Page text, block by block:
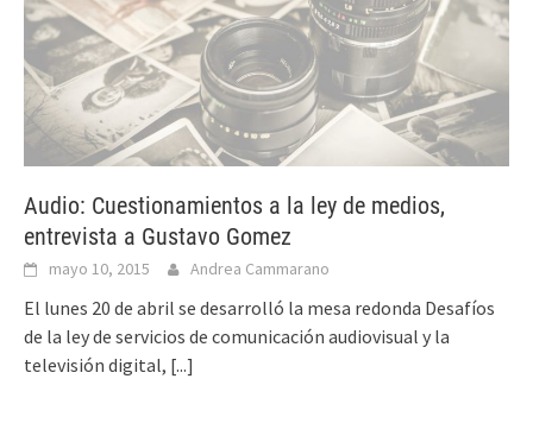
Audio: Cuestionamientos a la ley de medios,
entrevista a Gustavo Gomez
mayo 10, 2015 Andrea Cammarano
El lunes 20 de abril se desarrolló la mesa redonda Desafíos
de la ley de servicios de comunicación audiovisual y la
televisión digital, [...]